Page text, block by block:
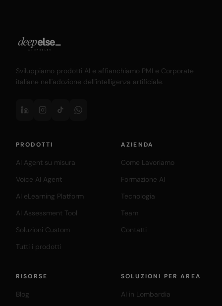
Sviluppiamo prodotti AI e affianchiamo PMI e Corporate
italiane nell'adozione dell'intelligenza artificiale.
PRODOTTI
AI Agent su misura
Voice AI Agent
AI eLearning Platform
AI Assessment Tool
Soluzioni Custom
Tutti i prodotti
AZIENDA
Come Lavoriamo
Formazione AI
Tecnologia
Team
Contatti
RISORSE
Blog
SOLUZIONI PER AREA
AI in Lombardia